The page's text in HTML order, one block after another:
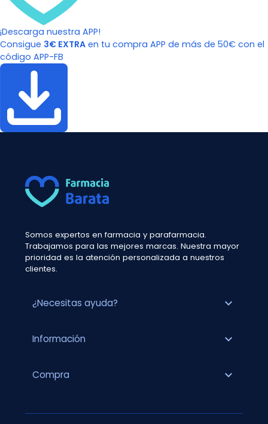
¡Descarga nuestra APP!
Consigue 3€ EXTRA en tu compra APP de más de 50€ con el
código APP-FB
Somos expertos en farmacia y parafarmacia.
Trabajamos para las mejores marcas. Nuestra mayor
prioridad es la atención personalizada a nuestros
clientes.
¿Necesitas ayuda? expand_more
Información expand_more
Compra expand_more